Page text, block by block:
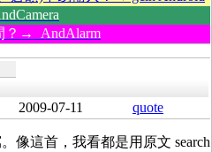
？→ AndAlarm
2009-07-11 quote
像這首，我看都是用原文 search